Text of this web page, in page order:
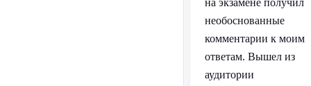
на экзамене получил
необоснованные
комментарии к моим
ответам. Вышел из
аудитории